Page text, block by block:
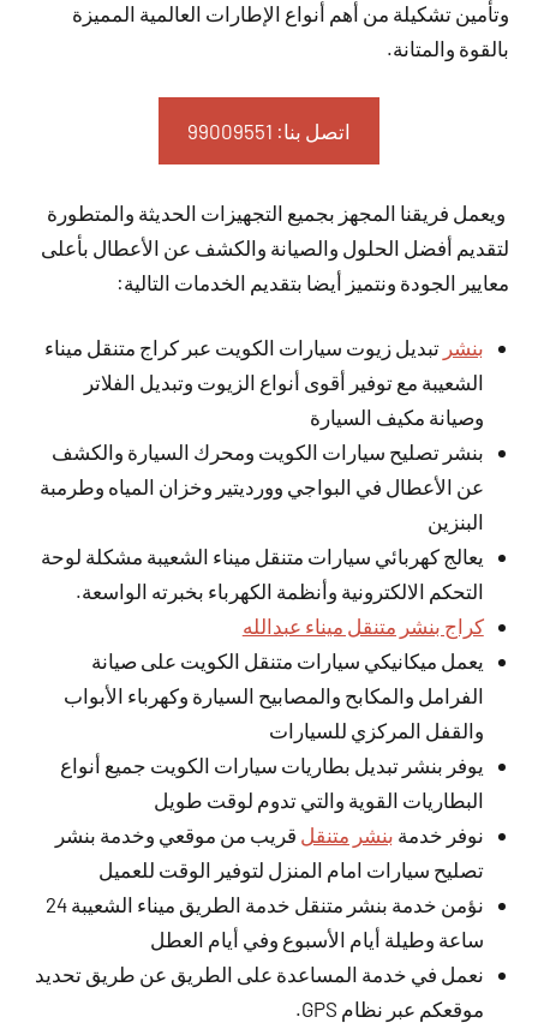
وتأمين تشكيلة من أهم أنواع الإطارات العالمية المميزة
بالقوة والمتانة.
اتصل بنا: 99009551‬
ويعمل فريقنا المجهز بجميع التجهيزات الحديثة والمتطورة
لتقديم أفضل الحلول والصيانة والكشف عن الأعطال بأعلى
معايير الجودة ونتميز أيضا بتقديم الخدمات التالية:
بنشر تبديل زيوت سيارات الكويت عبر كراج متنقل ميناء
الشعيبة مع توفير أقوى أنواع الزيوت وتبديل الفلاتر
وصيانة مكيف السيارة
بنشر تصليح سيارات الكويت ومحرك السيارة والكشف
عن الأعطال في البواجي وورديتير وخزان المياه وطرمبة
البنزين
يعالج كهربائي سيارات متنقل ميناء الشعيبة مشكلة لوحة
التحكم الالكترونية وأنظمة الكهرباء بخبرته الواسعة.
كراج بنشر متنقل ميناء عبدالله
يعمل ميكانيكي سيارات متنقل الكويت على صيانة
الفرامل والمكابح والمصابيح السيارة وكهرباء الأبواب
والقفل المركزي للسيارات
يوفر بنشر تبديل بطاريات سيارات الكويت جميع أنواع
البطاريات القوية والتي تدوم لوقت طويل
نوفر خدمة بنشر متنقل قريب من موقعي وخدمة بنشر
تصليح سيارات امام المنزل لتوفير الوقت للعميل
نؤمن خدمة بنشر متنقل خدمة الطريق ميناء الشعيبة 24
ساعة وطيلة أيام الأسبوع وفي أيام العطل
نعمل في خدمة المساعدة على الطريق عن طريق تحديد
موقعكم عبر نظام GPS.